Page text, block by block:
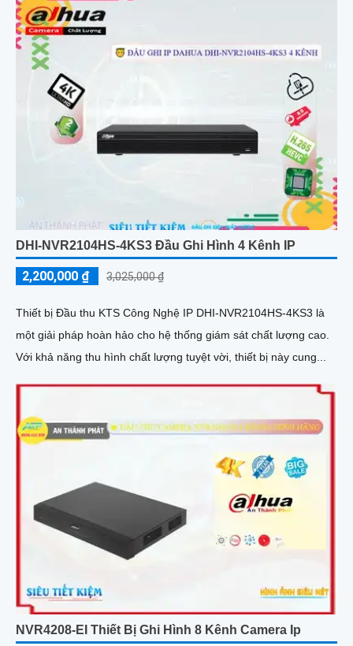
DHI-NVR2104HS-4KS3 Đầu Ghi Hình 4 Kênh IP
2,200,000 ₫ 3,025,000 ₫
Thiết bị Đầu thu KTS Công Nghệ IP DHI-NVR2104HS-4KS3 là
một giải pháp hoàn hảo cho hệ thống giám sát chất lượng cao.
Với khả năng thu hình chất lượng tuyệt vời, thiết bị này cung...
NVR4208-EI Thiết Bị Ghi Hình 8 Kênh Camera Ip